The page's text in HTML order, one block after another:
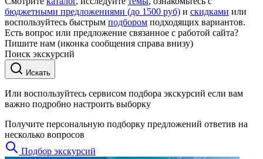
бюджетными предложениями (до 1500 руб) и скидками или
воспользуйтесь быстрым подбором подходящих вариантов.
Есть вопрос или предложение связанное с работой сайта?
Пишите нам (иконка сообщения справа внизу)
Поиск экскурсий
Искать
Или воспользуйтесь сервисом подбора экскурсий если вам
важно подробно настроить выборку
Получите персональную подборку предложений ответив на
несколько вопросов
Подбор экскурсий